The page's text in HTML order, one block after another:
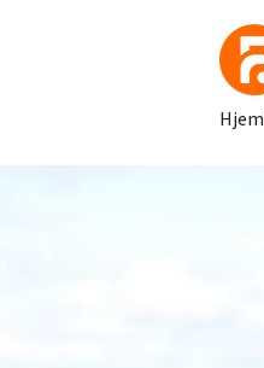
Hjem